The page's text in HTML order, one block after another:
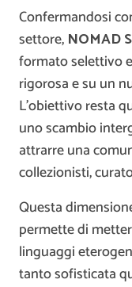
Confermandosi
settore, NOMAD
formato selettivo
rigorosa e su un
L’obiettivo resta
uno scambio
attrarre una
collezionisti,
Questa
permette di
linguaggi
tanto sofisticata